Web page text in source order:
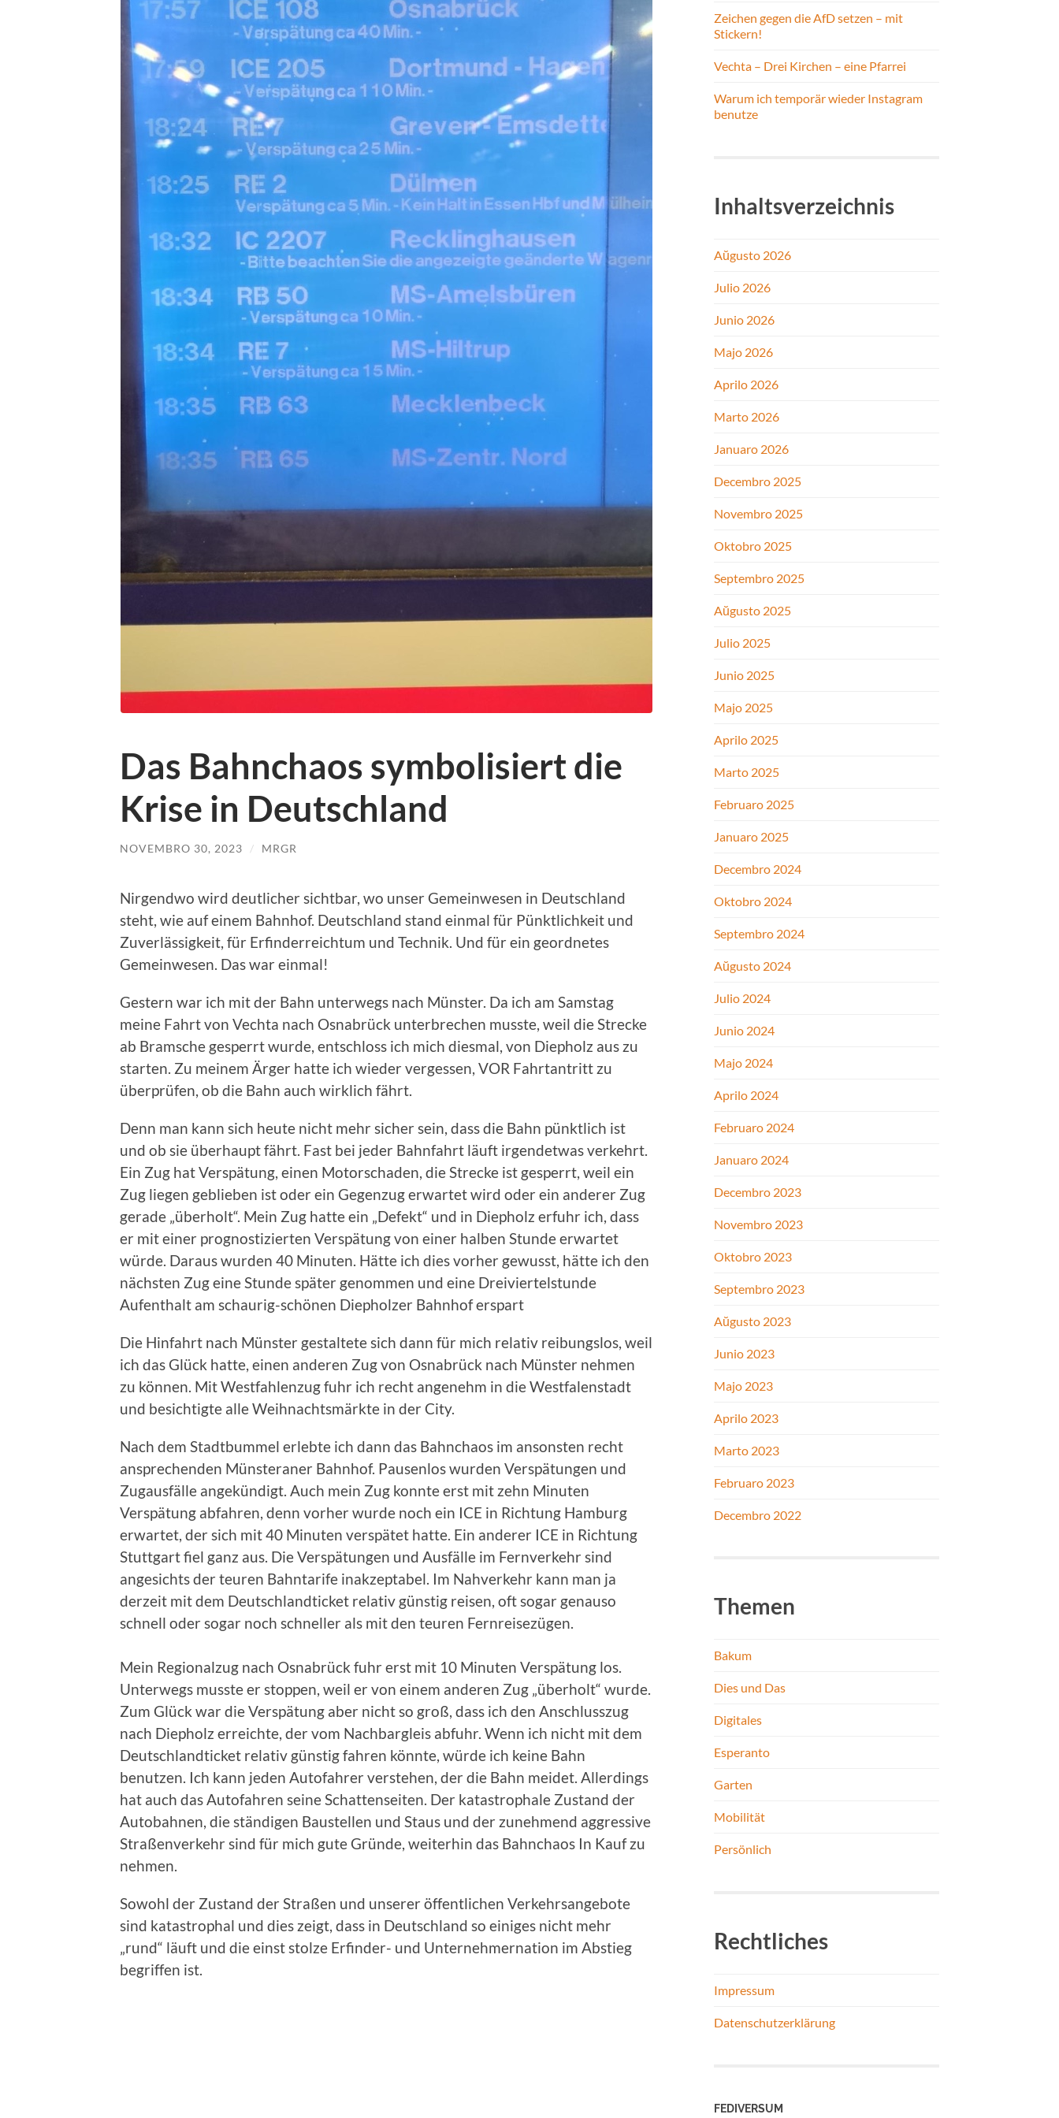
Das Bahnchaos symbolisiert die
Krise in Deutschland
NOVEMBRO 30, 2023 / MRGR
Nirgendwo wird deutlicher sichtbar, wo unser Gemeinwesen in Deutschland
steht, wie auf einem Bahnhof. Deutschland stand einmal für Pünktlichkeit und
Zuverlässigkeit, für Erfinderreichtum und Technik. Und für ein geordnetes
Gemeinwesen. Das war einmal!
Gestern war ich mit der Bahn unterwegs nach Münster. Da ich am Samstag
meine Fahrt von Vechta nach Osnabrück unterbrechen musste, weil die Strecke
ab Bramsche gesperrt wurde, entschloss ich mich diesmal, von Diepholz aus zu
starten. Zu meinem Ärger hatte ich wieder vergessen, VOR Fahrtantritt zu
überprüfen, ob die Bahn auch wirklich fährt.
Denn man kann sich heute nicht mehr sicher sein, dass die Bahn pünktlich ist
und ob sie überhaupt fährt. Fast bei jeder Bahnfahrt läuft irgendetwas verkehrt.
Ein Zug hat Verspätung, einen Motorschaden, die Strecke ist gesperrt, weil ein
Zug liegen geblieben ist oder ein Gegenzug erwartet wird oder ein anderer Zug
gerade „überholt“. Mein Zug hatte ein „Defekt“ und in Diepholz erfuhr ich, dass
er mit einer prognostizierten Verspätung von einer halben Stunde erwartet
würde. Daraus wurden 40 Minuten. Hätte ich dies vorher gewusst, hätte ich den
nächsten Zug eine Stunde später genommen und eine Dreiviertelstunde
Aufenthalt am schaurig-schönen Diepholzer Bahnhof erspart
Die Hinfahrt nach Münster gestaltete sich dann für mich relativ reibungslos, weil
ich das Glück hatte, einen anderen Zug von Osnabrück nach Münster nehmen
zu können. Mit Westfahlenzug fuhr ich recht angenehm in die Westfalenstadt
und besichtigte alle Weihnachtsmärkte in der City.
Nach dem Stadtbummel erlebte ich dann das Bahnchaos im ansonsten recht
ansprechenden Münsteraner Bahnhof. Pausenlos wurden Verspätungen und
Zugausfälle angekündigt. Auch mein Zug konnte erst mit zehn Minuten
Verspätung abfahren, denn vorher wurde noch ein ICE in Richtung Hamburg
erwartet, der sich mit 40 Minuten verspätet hatte. Ein anderer ICE in Richtung
Stuttgart fiel ganz aus. Die Verspätungen und Ausfälle im Fernverkehr sind
angesichts der teuren Bahntarife inakzeptabel. Im Nahverkehr kann man ja
derzeit mit dem Deutschlandticket relativ günstig reisen, oft sogar genauso
schnell oder sogar noch schneller als mit den teuren Fernreisezügen.
Mein Regionalzug nach Osnabrück fuhr erst mit 10 Minuten Verspätung los.
Unterwegs musste er stoppen, weil er von einem anderen Zug „überholt“ wurde.
Zum Glück war die Verspätung aber nicht so groß, dass ich den Anschlusszug
nach Diepholz erreichte, der vom Nachbargleis abfuhr. Wenn ich nicht mit dem
Deutschlandticket relativ günstig fahren könnte, würde ich keine Bahn
benutzen. Ich kann jeden Autofahrer verstehen, der die Bahn meidet. Allerdings
hat auch das Autofahren seine Schattenseiten. Der katastrophale Zustand der
Autobahnen, die ständigen Baustellen und Staus und der zunehmend aggressive
Straßenverkehr sind für mich gute Gründe, weiterhin das Bahnchaos In Kauf zu
nehmen.
Sowohl der Zustand der Straßen und unserer öffentlichen Verkehrsangebote
sind katastrophal und dies zeigt, dass in Deutschland so einiges nicht mehr
„rund“ läuft und die einst stolze Erfinder- und Unternehmernation im Abstieg
begriffen ist.
Zeichen gegen die AfD setzen – mit
Stickern!
Vechta – Drei Kirchen – eine Pfarrei
Warum ich temporär wieder Instagram
benutze
Inhaltsverzeichnis
Aŭgusto 2026
Julio 2026
Junio 2026
Majo 2026
Aprilo 2026
Marto 2026
Januaro 2026
Decembro 2025
Novembro 2025
Oktobro 2025
Septembro 2025
Aŭgusto 2025
Julio 2025
Junio 2025
Majo 2025
Aprilo 2025
Marto 2025
Februaro 2025
Januaro 2025
Decembro 2024
Oktobro 2024
Septembro 2024
Aŭgusto 2024
Julio 2024
Junio 2024
Majo 2024
Aprilo 2024
Februaro 2024
Januaro 2024
Decembro 2023
Novembro 2023
Oktobro 2023
Septembro 2023
Aŭgusto 2023
Junio 2023
Majo 2023
Aprilo 2023
Marto 2023
Februaro 2023
Decembro 2022
Themen
Bakum
Dies und Das
Digitales
Esperanto
Garten
Mobilität
Persönlich
Rechtliches
Impressum
Datenschutzerklärung
FEDIVERSUM